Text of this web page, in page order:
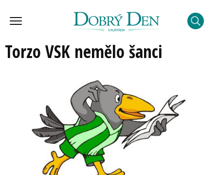
Torzo VSK nemělo šanci